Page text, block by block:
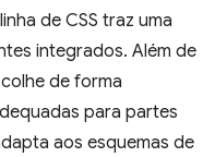
de CSS traz uma
integrados. Além de
de forma
para partes
aos esquemas de